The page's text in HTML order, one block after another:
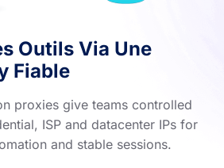
Outils Via Une
Fiable
proxies give teams controlled
ISP and datacenter IPs for
and stable sessions.